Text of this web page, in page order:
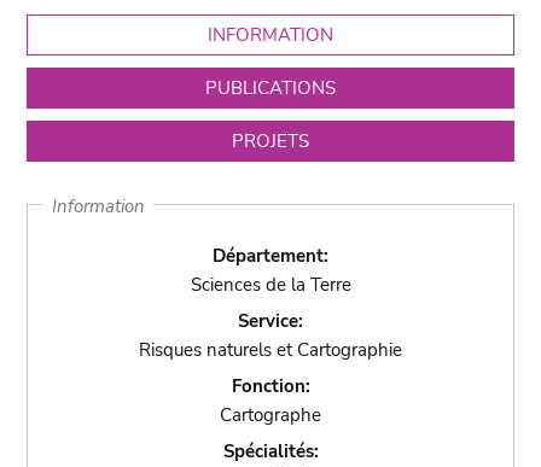
INFORMATION
PUBLICATIONS
PROJETS
Information
Département:
Sciences de la Terre
Service:
Risques naturels et Cartographie
Fonction:
Cartographe
Spécialités: